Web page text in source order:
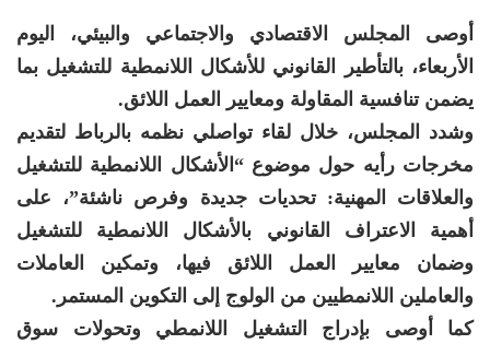
أوصى المجلس الاقتصادي والاجتماعي والبيئي، اليوم
الأربعاء، بالتأطير القانوني للأشكال اللانمطية للتشغيل بما
يضمن تنافسية المقاولة ومعايير العمل اللائق.
وشدد المجلس، خلال لقاء تواصلي نظمه بالرباط لتقديم
مخرجات رأيه حول موضوع “الأشكال اللانمطية للتشغيل
والعلاقات المهنية: تحديات جديدة وفرص ناشئة”، على
أهمية الاعتراف القانوني بالأشكال اللانمطية للتشغيل
وضمان معايير العمل اللائق فيها، وتمكين العاملات
والعاملين اللانمطيين من الولوج إلى التكوين المستمر.
كما أوصى بإدراج التشغيل اللانمطي وتحولات سوق